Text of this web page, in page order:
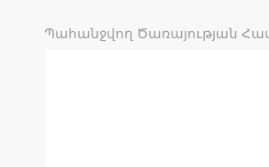
Պահանջվող Ծառայության